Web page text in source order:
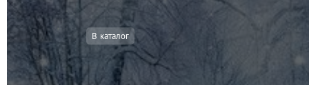
В каталог